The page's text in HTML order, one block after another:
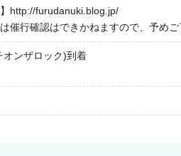
】http://furudanuki.blog.jp/
催行確認はできかねますので、予めご
オンザロック)到着